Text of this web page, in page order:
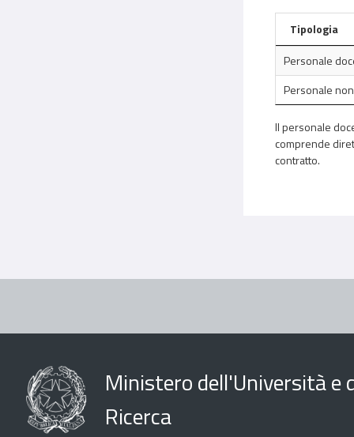
Tipologia
Personale
Personale
Il personale
comprende
contratto.
Ministero dell'Università e
Ricerca